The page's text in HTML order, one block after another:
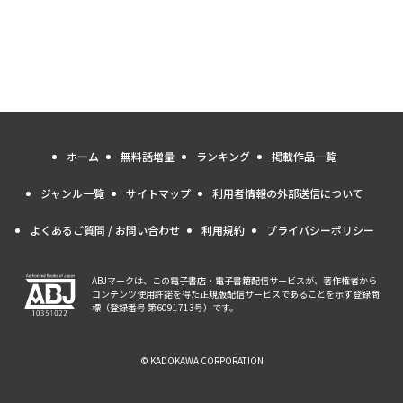
ホーム 無料話増量 ランキング 掲載作品一覧
ジャンル一覧 サイトマップ 利用者情報の外部送信について
よくあるご質問 / お問い合わせ 利用規約 プライバシーポリシー
ABJマークは、この電子書店・電子書籍配信サービスが、著作権者から
コンテンツ使用許諾を得た正規版配信サービスであることを示す登録商
標（登録番号 第6091713号）です。
© KADOKAWA CORPORATION